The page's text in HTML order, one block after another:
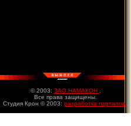
© 2003: ЗАО НАМАКОН
Все права защищены.
Студия Крон © 2003: разработка порталов